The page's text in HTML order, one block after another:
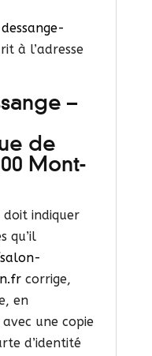
à l’adresse
–
de
Mont-
doit indiquer
qu’il
corrige,
en
une copie
d’identité